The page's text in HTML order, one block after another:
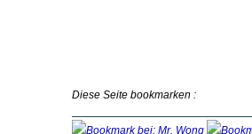
Diese Seite bookmarken :